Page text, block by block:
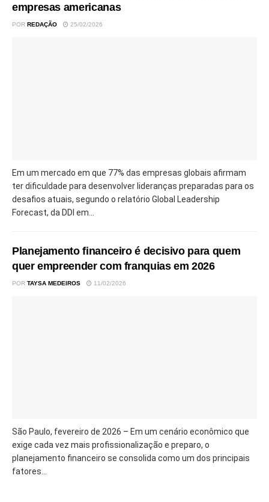
empresas americanas
POR REDAÇÃO 25/02/2026
Em um mercado em que 77% das empresas globais afirmam
ter dificuldade para desenvolver lideranças preparadas para os
desafios atuais, segundo o relatório Global Leadership
Forecast, da DDI em...
Planejamento financeiro é decisivo para quem
quer empreender com franquias em 2026
POR TAYSA MEDEIROS 11/02/2026
São Paulo, fevereiro de 2026 – Em um cenário econômico que
exige cada vez mais profissionalização e preparo, o
planejamento financeiro se consolida como um dos principais
fatores...